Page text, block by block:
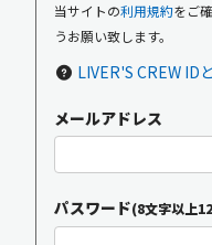
当サイトの利用規約をご
うお願い致します。
LIVER'S CREW ID
メールアドレス
パスワード(8文字以上